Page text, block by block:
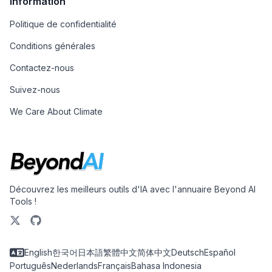
Politique de confidentialité
Conditions générales
Contactez-nous
Suivez-nous
We Care About Climate
Découvrez les meilleurs outils d'IA avec l'annuaire Beyond AI
Tools !
English한국어 日本語繁體中文简体中文DeutschEspañol
PortuguêsNederlandsFrançaisBahasa Indonesia